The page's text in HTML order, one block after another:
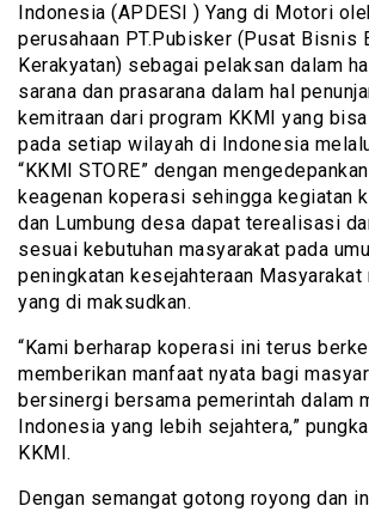
Indonesia (APDESI ) Yang di Motori
perusahaan PT.Pubisker (Pusat Bisnis
Kerakyatan) sebagai pelaksan dalam
sarana dan prasarana dalam hal
kemitraan dari program KKMI yang
pada setiap wilayah di Indonesia
“KKMI STORE” dengan
keagenan koperasi sehingga kegiatan
dan Lumbung desa dapat terealisasi
sesuai kebutuhan masyarakat pada
peningkatan kesejahteraan
yang di maksudkan.
“Kami berharap koperasi ini terus
memberikan manfaat nyata bagi
bersinergi bersama pemerintah dalam
Indonesia yang lebih sejahtera,”
KKMI.
Dengan semangat gotong royong dan